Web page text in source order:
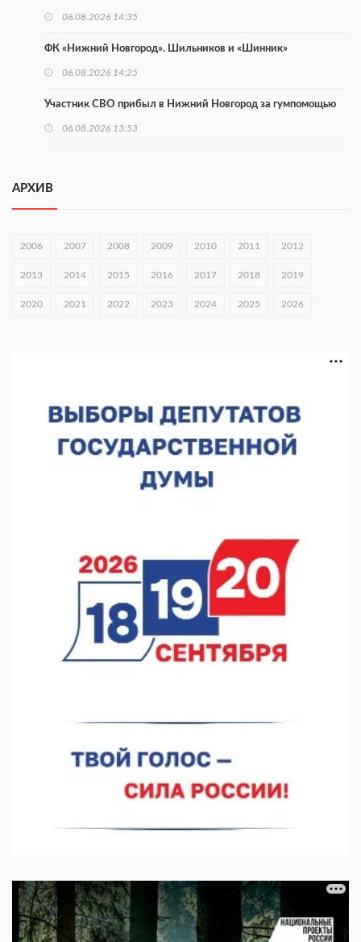
06.08.2026 14:35
ФК «Нижний Новгород». Шильников и «Шинник»
06.08.2026 14:25
Участник СВО прибыл в Нижний Новгород за гумпомощью
06.08.2026 13:53
незаконного сброса отходов
05.08.2026 18:42
В регионе направят 10 млн рублей участникам «СВОё дело»
АРХИВ
2006 2007 2008 2009 2010 2011 2012
2013 2014 2015 2016 2017 2018 2019
2020 2021 2022 2023 2024 2025 2026